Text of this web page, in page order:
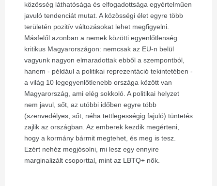
közösség láthatósága és elfogadottsága egyértelműen
javuló tendenciát mutat. A közösségi élet egyre több
területén pozitív változásokat lehet megfigyelni.
Másfelől azonban a nemek közötti egyenlőtlenség
kritikus Magyarországon: nemcsak az EU-n belül
vagyunk nagyon elmaradottak ebből a szempontból,
hanem - például a politikai reprezentáció tekintetében -
a világ 10 legegyenlőtlenebb országa között van
Magyarország, ami elég sokkoló. A politikai helyzet
nem javul, sőt, az utóbbi időben egyre több
(szenvedélyes, sőt, néha tettlegességig fajuló) tüntetés
zajlik az országban. Az emberek kezdik megérteni,
hogy a kormány bármit megtehet, és meg is tesz.
Ezért nehéz megjósolni, mi lesz egy ennyire
marginalizált csoporttal, mint az LBTQ+ nők.